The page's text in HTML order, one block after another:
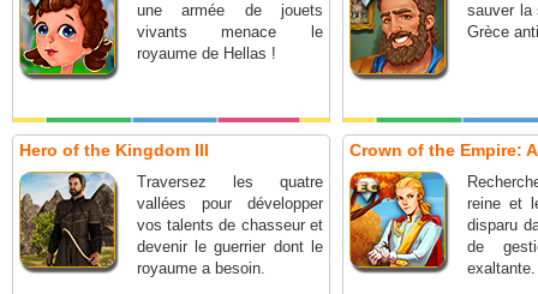
une armée de jouets
vivants menace le
royaume de Hellas !
sauver la
Grèce
Hero of the Kingdom III
Traversez les quatre
vallées pour développer
vos talents de chasseur et
devenir le guerrier dont le
royaume a besoin.
Crown of the Empire:
reine et
disparu
de
exaltante.